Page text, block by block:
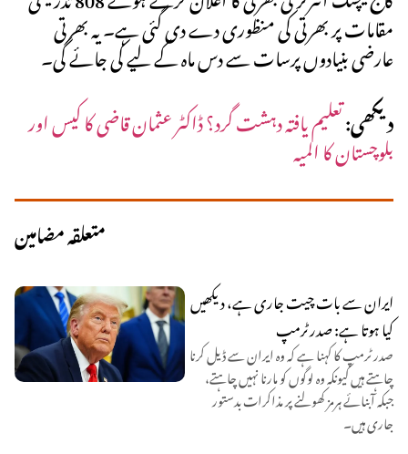
مقامات پر بھرتی کی منظوری دے دی گئی ہے۔ یہ بھرتی
عارضی بنیادوں پرسات سے دس ماہ کے لیے کی جائے گی۔
دیکھی:تعلیم یافتہ دہشت گرد؟ ڈاکٹر عثمان قاضی کا کیس اور
بلوچستان کا المیہ
متعلقہ مضامین
ایران سے بات چیت جاری ہے، دیکھیں
کیا ہوتا ہے: صدر ٹرمپ
صدر ٹرمپ کا کہنا ہے کہ وہ ایران سے ڈیل کرنا
چاہتے ہیں کیونکہ وہ لوگوں کو مارنا نہیں چاہتے،
جبکہ آبنائے ہرمز کھولنے پر مذاکرات بدستور
جاری ہیں۔